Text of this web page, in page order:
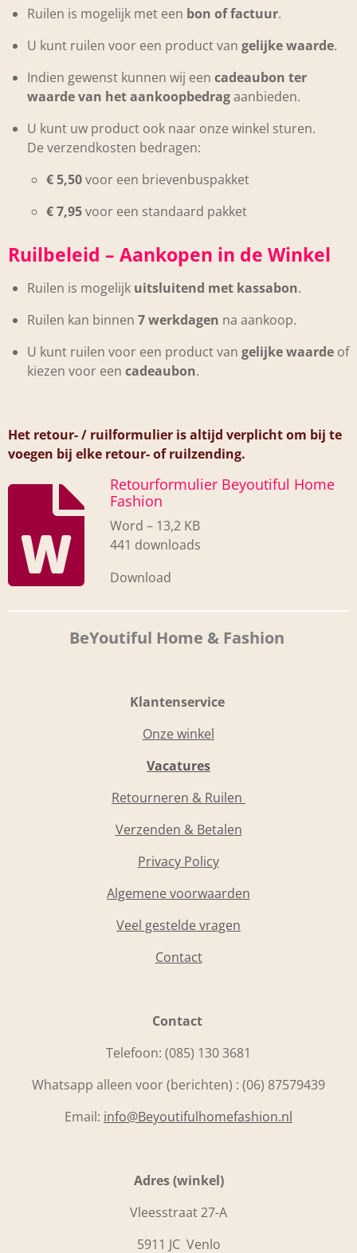
Ruilen is mogelijk met een bon of factuur.
U kunt ruilen voor een product van gelijke waarde.
Indien gewenst kunnen wij een cadeaubon ter
waarde van het aankoopbedragaanbieden.
U kunt uw product ook naar onze winkel sturen.
De verzendkosten bedragen:
€ 5,50voor een brievenbuspakket
€ 7,95voor een standaard pakket
Ruilbeleid – Aankopen in de Winkel
Ruilen is mogelijk uitsluitend met kassabon.
Ruilen kan binnen 7 werkdagen na aankoop.
U kunt ruilen voor een product van gelijke waarde of
kiezen voor een cadeaubon.
Het retour- / ruilformulier is altijd verplicht om bij te
voegen bij elke retour- of ruilzending.
Retourformulier Beyoutiful Home
Fashion
Word – 13,2 KB
441 downloads
Download
BeYoutiful Home & Fashion
Klantenservice
Onze winkel
Vacatures
Retourneren & Ruilen
Verzenden & Betalen
Privacy Policy
Algemene voorwaarden
Veel gestelde vragen
Contact
Contact
Telefoon: (085) 130 3681
Whatsapp alleen voor (berichten) : (06) 87579439
Email: info@Beyoutifulhomefashion.nl
Adres (winkel)
Vleesstraat 27-A
5911 JC Venlo